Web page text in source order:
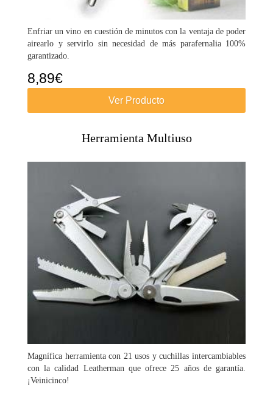
Enfriar un vino en cuestión de minutos con la ventaja de poder
airearlo y servirlo sin necesidad de más parafernalia 100%
garantizado.
8,89€
Ver Producto
Herramienta Multiuso
Magnífica herramienta con 21 usos y cuchillas intercambiables
con la calidad Leatherman que ofrece 25 años de garantía.
¡Veinicinco!